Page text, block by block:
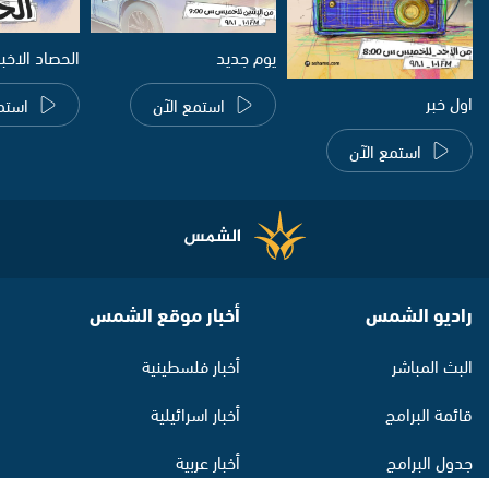
اول خبر
استمع الآن
يوم جديد
استمع الآن
الحصاد
راديو الشمس
البث المباشر
قائمة البرامج
جدول البرامج
أخبار موقع الشمس
أخبار فلسطينية
أخبار اسرائيلية
أخبار عربية